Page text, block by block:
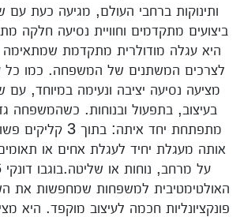
ותינוקות ברחבי העולם, מגיעה כעת עם
היא עגלה מודולרית מתקדמת
לצרכים המשתנים של המשפחה. כמו כל
מציעה נסיעה יציבה ונעימה במיוחד, עם
בעיצוב, בתפעול ובנוחות. כשהמשפחה
מתפתחת יחד איתה:
אותה מעגלת יחיד לעגלת אחים או
האולטימטיבית למשפחות שמחפשות את
פונקציונליות חכמה לעיצוב מוקפד. היא